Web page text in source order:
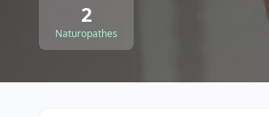
2
Naturopathes